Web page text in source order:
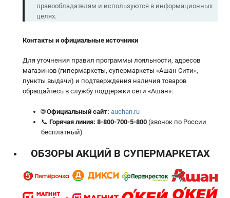
правообладателям и используются в информационных
целях.
Контакты и официальные источники
Для уточнения правил программы лояльности, адресов
магазинов (гипермаркеты, супермаркеты «Ашан Сити»,
пункты выдачи) и подтверждения наличия товаров
обращайтесь в службу поддержки сети «Ашан»:
🌐Официальный сайт: auchan.ru
📞 Горячая линия: 8-800-700-5-800(звонок по России
бесплатный)
ОБЗОРЫ АКЦИЙ В СУПЕРМАРКЕТАХ